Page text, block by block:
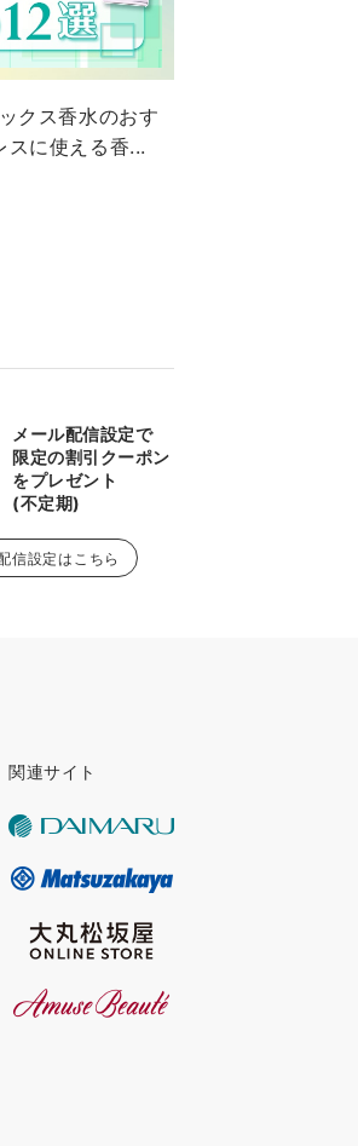
クス香水のおす
スに使える香...
メール配信設定で
限定の割引クーポン
をプレゼント
(不定期)
信設定はこちら
関連サイト